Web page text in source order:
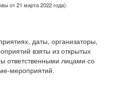
от 21 марта 2022 года).
даты, организаторы,
взяты из открытых
ответственными лицами со
мероприятий.